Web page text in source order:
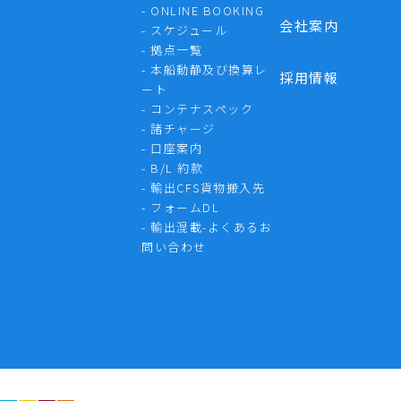
- ONLINE BOOKING
- スケジュール
- 拠点一覧
- 本船動静及び換算レ
ート
- コンテナスペック
- 諸チャージ
- 口座案内
- B/L 約款
- 輸出CFS貨物搬入先
- フォームDL
- 輸出混載-よくあるお
問い合わせ
会社案内
採用情報